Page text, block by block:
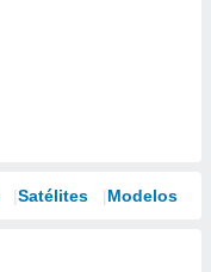
Satélites Modelos